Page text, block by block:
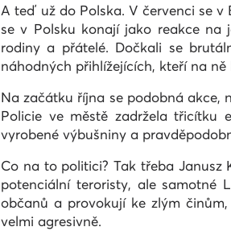
A teď už do Polska. V červenci se
se v Polsku konají jako reakce na
rodiny a přátelé. Dočkali se
náhodných přihlížejících, kteří na
Na začátku října se podobná akce,
Policie ve městě zadržela třicítku
vyrobené výbušniny a
Co na to politici? Tak třeba Janusz
potenciální teroristy, ale samotné
občanů a provokují ke zlým
velmi agresivně.